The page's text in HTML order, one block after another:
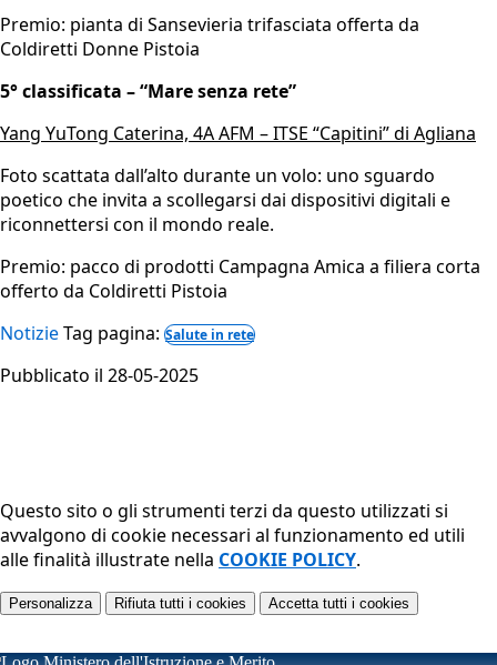
Premio: pianta di Sansevieria trifasciata offerta da
Coldiretti Donne Pistoia
5° classificata – “Mare senza rete”
Yang YuTong Caterina, 4A AFM – ITSE “Capitini” di Agliana
Foto scattata dall’alto durante un volo: uno sguardo
poetico che invita a scollegarsi dai dispositivi digitali e
riconnettersi con il mondo reale.
Premio: pacco di prodotti Campagna Amica a filiera corta
offerto da Coldiretti Pistoia
NotizieTag pagina: Salute in rete
Pubblicato il 28-05-2025
Questo sito o gli strumenti terzi da questo utilizzati si
avvalgono di cookie necessari al funzionamento ed utili
alle finalità illustrate nella COOKIE POLICY.
Personalizza Rifiuta tutti i cookies Accetta tutti i cookies